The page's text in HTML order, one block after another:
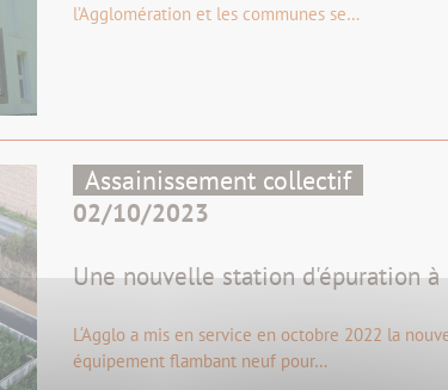
l’Agglomération et les communes se…
Assainissement collectif
02/10/2023
Une nouvelle station d'épuration
L‘Agglo a mis en service en octobre 2022 la
équipement flambant neuf pour…